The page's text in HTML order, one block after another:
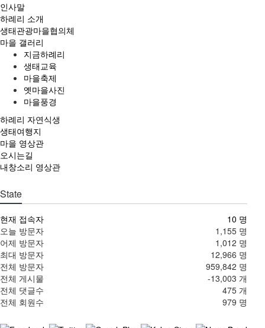
인사말
하례리 소개
생태관광마을협의체
마을 갤러리
지금하례리
생태교육
마을축제
옛마을사진
마을풍경
하례리 자연식생
생태여행지
마을 영상관
오시는길
내창소리 영상관
State
현재 접속자
10 명
오늘 방문자
1,155 명
어제 방문자
1,012 명
최대 방문자
12,966 명
전체 방문자
959,842 명
전체 게시물
-13,003 개
전체 댓글수
475 개
전체 회원수
979 명